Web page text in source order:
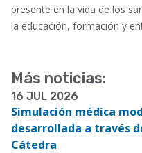
presente en la vida de los
la educación, formación y
Más noticias:
16 JUL 2026
Simulación médica
desarrollada a través
Cátedra